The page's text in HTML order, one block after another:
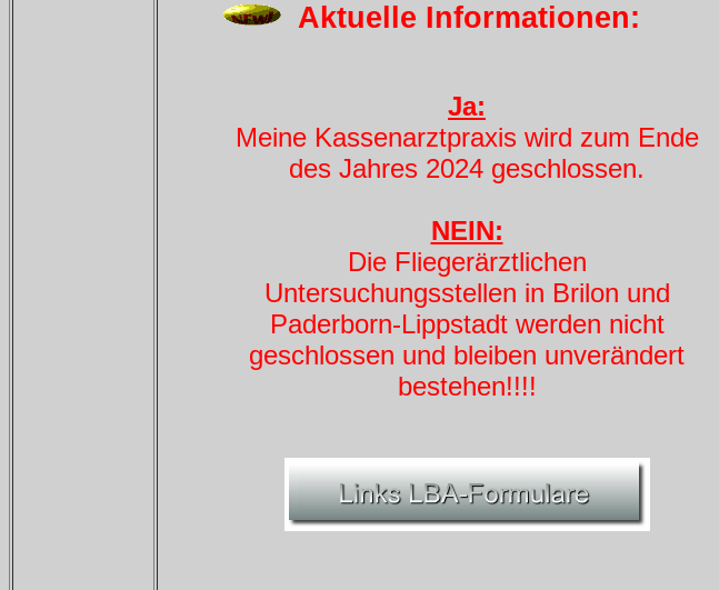
Aktuelle Informationen:
Ja:
Meine Kassenarztpraxis wird zum Ende
des Jahres 2024 geschlossen.
NEIN:
Die Fliegerärztlichen
Untersuchungsstellen in Brilon und
Paderborn-Lippstadt werden nicht
geschlossen und bleiben unverändert
bestehen!!!!